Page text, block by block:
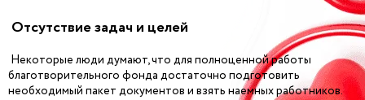
Отсутствие задач и целей
Некоторые люди думают, что для полноценной работы
благотворительного фонда достаточно подготовить
необходимый пакет документов и взять наемных работников.